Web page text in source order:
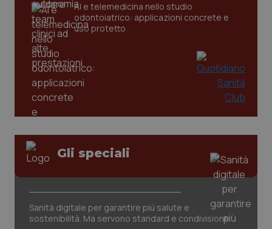
AI e telemedicina nello studio
odontoiatrico: applicazioni concrete e
uso protetto
Gli speciali
Sanità digitale per garantire più salute e
sostenibilità. Ma servono standard e condivisione
CookieScriptConsent
CookieScript
www.quotidianosanita.it
tracking-sites-ironfish-
www.quotidianosanita.it